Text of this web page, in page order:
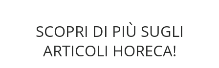
SCOPRI DI PIÙ SUGLI
ARTICOLI HORECA!